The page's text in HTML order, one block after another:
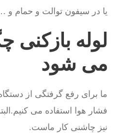
یا در سیفون توالت و حمام و
لوله بازکنی
می شود
ما برای رفع گرفتگی از
فشار هوا استفاده می
نیز چاشنی کار ماست.